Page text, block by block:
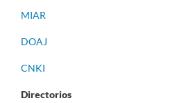
MIAR
DOAJ
CNKI
Directorios